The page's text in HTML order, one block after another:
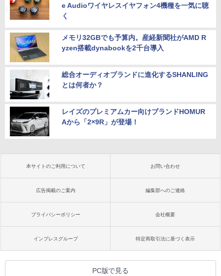
e Audioワイヤレスイヤフォン4機種を一気に聴
く
メモリ32GBでも予算内。産経新聞社がAMD R
yzen搭載dynabookを2千台導入
総合オーディオブランドに進化するSHANLING
とは何者か？
レイズのプレミアムカー向けブランドHOMUR
Aから「2×9R」が登場！
本サイトのご利用について お問い合わせ
広告掲載のご案内 編集部へのご連絡
プライバシーポリシー 会社概要
インプレスグループ 特定商取引法に基づく表示
PC版で見る